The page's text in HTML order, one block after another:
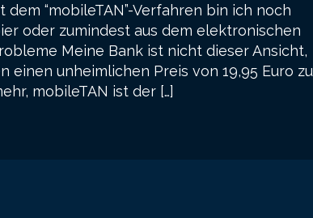
“mobileTAN”-Verfahren bin ich noch
oder zumindest aus dem elektronischen
Meine Bank ist nicht dieser Ansicht,
einen unheimlichen Preis von 19,95 Euro zu
mobileTAN ist der […]